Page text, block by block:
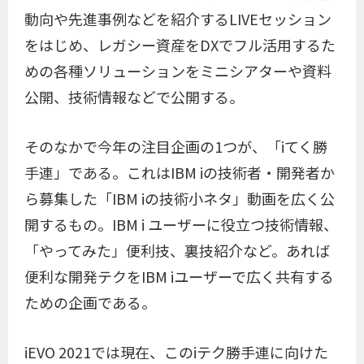
動向や先進事例などを紹介するLIVEセッション
をはじめ、レガシー資産をDXでフル活用するた
めの各種ソリューションをミニシアターや資料
公開、技術情報などで公開する。
そのなかで今年の注目企画の1つが、「iてく勝
手連」である。これはIBM iの技術者・開発者か
ら募集した「IBM iの技術小ネタ」動画を広く公
開するもの。IBM i ユーザーに役立つ技術情報、
「やってみた」便利技、裏技紹介など。あれば
便利な開発テクをIBM iユーザーで広く共有する
ための企画である。
iEVO 2021では現在、このiテク勝手連に向けた